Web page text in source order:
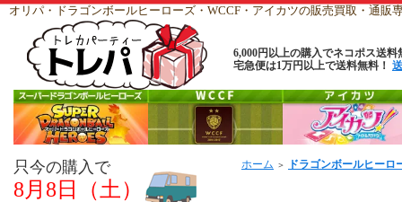
オリパ・ドラゴンボールヒーローズ・WCCF・アイカツの販売買取・通
6,000円以上の購入でネコポス送料
宅急便は1万円以上で送料無料！
只今の購入で
8月8日（土）
ホーム ＞ ドラゴンボールヒーロ